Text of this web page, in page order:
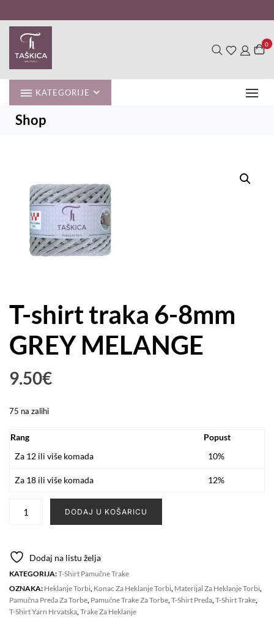
to
content
0
KATEGORIJE
Shop
T-shirt traka 6-8mm
GREY MELANGE
9.50€
75 na zalihi
Rang
Popust
Za 12 ili više komada
10%
Za 18 ili više komada 12%
6-
8mm
GREY
MELANGE
količina
DODAJ U KOŠARICU
Dodaj na listu želja
KATEGORIJA:T-Shirt Pamučne Trake
OZNAKA: Heklanje Torbi, Konac Za Heklanje Torbi, Materijal Za Heklanje Torbi,
Pamučna Pređa Za Torbe, Pamučne Trake Za Torbe,T-Shirt Pređa,T-Shirt Trake,
T-Shirt Yarn Hrvatska,Trake Za Heklanje